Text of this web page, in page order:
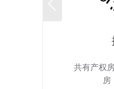
共有产权
房